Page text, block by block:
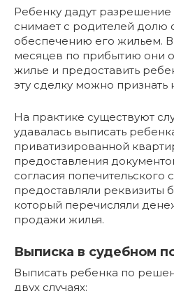
Ребенку дадут разрешение
снимает с родителей долю
обеспечению его жильем. В
месяцев по прибытию они
жилье и предоставить
эту сделку можно признать
На практике существуют
удавалась выписать
приватизированной
предоставления
согласия попечительского
предоставляли реквизиты
который перечисляли
продажи жилья.
Выписка в судебном
Выписать ребенка по
двух случаях: